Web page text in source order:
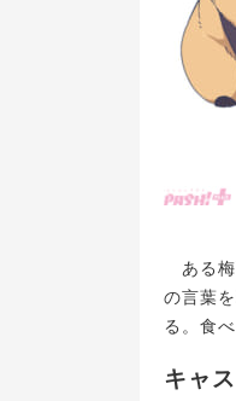
ある梅
の言葉
る。食
キャ